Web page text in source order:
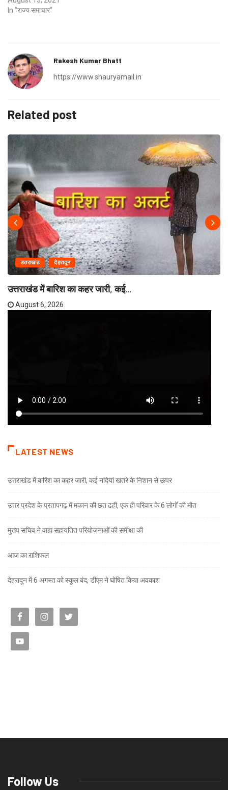
In "राज्य समाचार"
Rakesh Kumar Bhatt
https://www.shauryamail.in
Related post
उत्तराखंड देहरादून
उत्तराखंड में बारिश का कहर जारी, कई...
August 6, 2026
LATEST NEWS
उत्तराखंड में बारिश का कहर जारी, कई नदियां खतरे के निशान से ऊपर
उत्तर प्रदेश के प्रतापगढ़ में मकान की छत ढही, एक ही परिवार के 6 लोगों की मौत
मुख्य सचिव ने वाह्य सहायतित परियोजनाओं की समीक्षा की
आज का राशिफल
देहरादून में 6 अगस्त को स्कूल बंद, डीएम ने घोषित किया अवकाश
Follow Us